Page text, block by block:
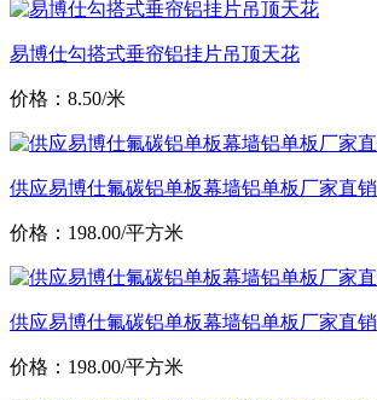
易博仕勾搭式垂帘铝挂片吊顶天花
价格：8.50/米
供应易博仕氟碳铝单板幕墙铝单板厂家直销
价格：198.00/平方米
供应易博仕氟碳铝单板幕墙铝单板厂家直销
价格：198.00/平方米